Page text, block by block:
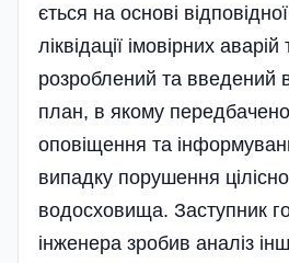
ється на основі
ліквідації імовірних аварій
розроблений та введений
план, в якому
оповіщення та
випадку порушення
водосховища. Заступник
інженера зробив аналіз